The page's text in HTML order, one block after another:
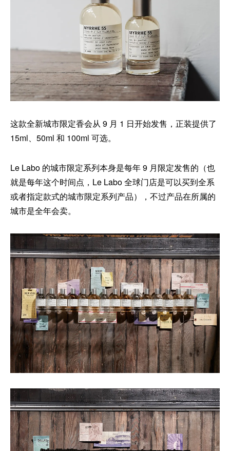
这款全新城市限定香会从 9 月 1 日开始发售，正装提供了
15ml、50ml 和 100ml 可选。
Le Labo 的城市限定系列本身是每年 9 月限定发售的（也
就是每年这个时间点，Le Labo 全球门店是可以买到全系
或者指定款式的城市限定系列产品），不过产品在所属的
城市是全年会卖。